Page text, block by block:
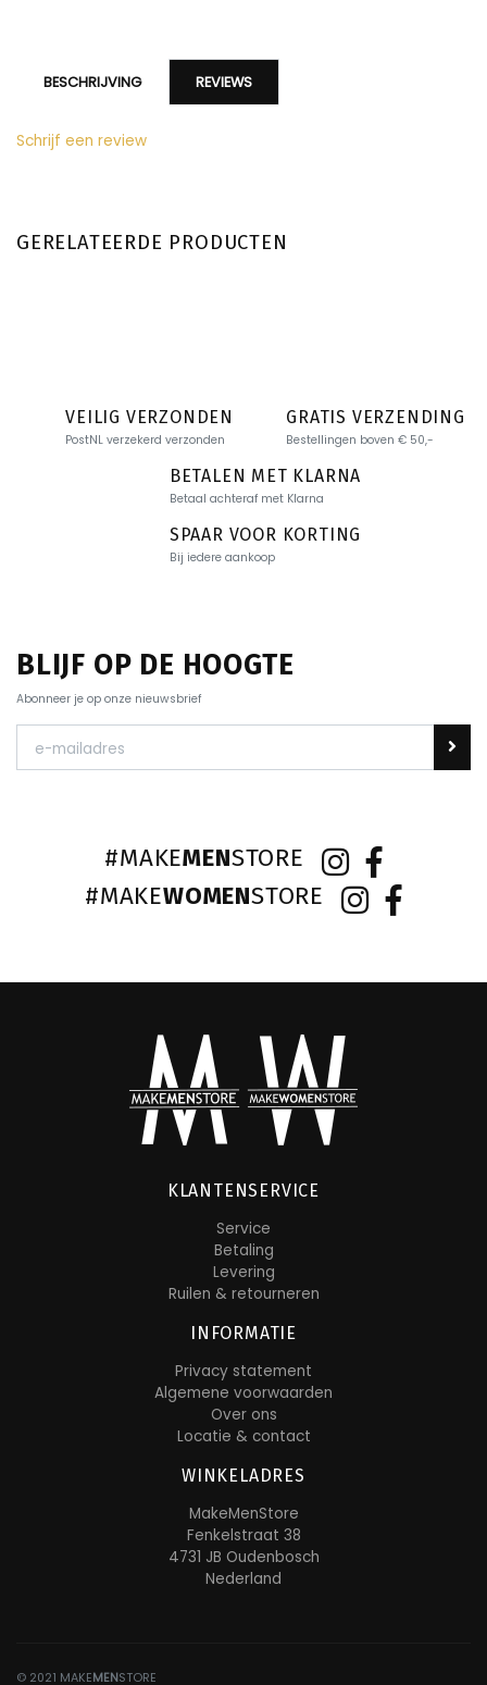
BESCHRIJVING REVIEWS
Schrijf een review
GERELATEERDE PRODUCTEN
VEILIG VERZONDEN
PostNL verzekerd verzonden
GRATIS VERZENDING
Bestellingen boven € 50,-
BETALEN MET KLARNA
Betaal achteraf met Klarna
SPAAR VOOR KORTING
Bij iedere aankoop
BLIJF OP DE HOOGTE
Abonneer je op onze nieuwsbrief
#MAKEMENSTORE
#MAKEWOMENSTORE
KLANTENSERVICE
Service
Betaling
Levering
Ruilen & retourneren
INFORMATIE
Privacy statement
Algemene voorwaarden
Over ons
Locatie & contact
WINKELADRES
MakeMenStore
Fenkelstraat 38
4731 JB Oudenbosch
Nederland
© 2021 MAKEMENSTORE